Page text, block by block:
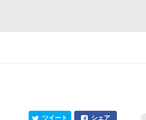
シェア
ツイート